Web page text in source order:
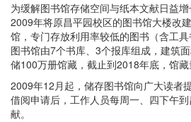
为缓解图书馆存储空间与纸本文献日益
2009年将原昌平园校区的图书馆大楼改
馆，专门存放利用率较低的图书（含工
图书馆由7个书库、3个报库组成，建筑
储100万册馆藏，截止到2018年底，馆藏
2009年12月起，储存图书馆向广大读者
借阅申请后，工作人员每周一、四下午
献。